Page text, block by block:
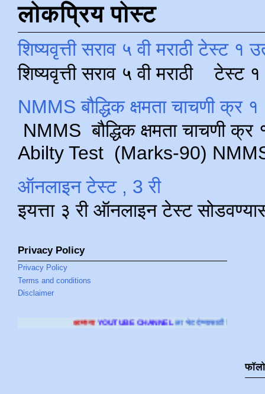
लोकप्रिय पोस्ट
शिष्यवृत्ती सराव ५ वी मराठी टेस्ट १
शिष्यवृत्ती सराव ५ वी मराठी टेस्ट
NMMS बौद्धिक क्षमता चाचणी क्र
NMMS बौद्धिक क्षमता चाचणी
Abilty Test (Marks-90) NMMS
ऑनलाइन टेस्ट , 3 री
इयत्ता ३ री ऑनलाइन टेस्ट
Privacy Policy
Privacy Policy
Terms and conditions
Disclaimer
YOUTUBE CHANNEL ला भेट देण्यासाठी क्लिक करा.